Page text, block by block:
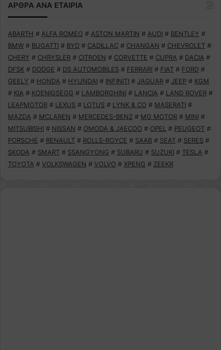
ΑΡΘΡΑ ΑΝΑ ΕΤΑΙΡΙΑ
ABARTH # ALFA ROMEO # ASTON MARTIN # AUDI # BENTLEY #
BMW # BUGATTI # BYD # CADILLAC # CHANGAN # CHEVROLET #
CHERY # CHRYSLER # CITROEN # CORVETTE # CUPRA # DACIA #
DFSK # DODGE # DS AUTOMOBILES # FERRARI # FIAT # FORD #
GEELY # HONDA # HYUNDAI # INFINITI # JAGUAR # JEEP # KGM
# KIA # KOENIGSEGG # LAMBORGHINI # LANCIA # LAND ROVER #
LEAPMOTOR # LEXUS # LOTUS # LYNK & CO # MASERATI #
MAZDA # MCLAREN # MERCEDES-BENZ # MG MOTOR # MINI #
MITSUBISHI # NISSAN # OMODA & JAECOO # OPEL # PEUGEOT #
PORSCHE # RENAULT # ROLLS-ROYCE # SAAB # SEAT # SERES #
SKODA # SMART # SSANGYONG # SUBARU # SUZUKI # TESLA #
TOYOTA # VOLKSWAGEN # VOLVO # XPENG # ZEEKR